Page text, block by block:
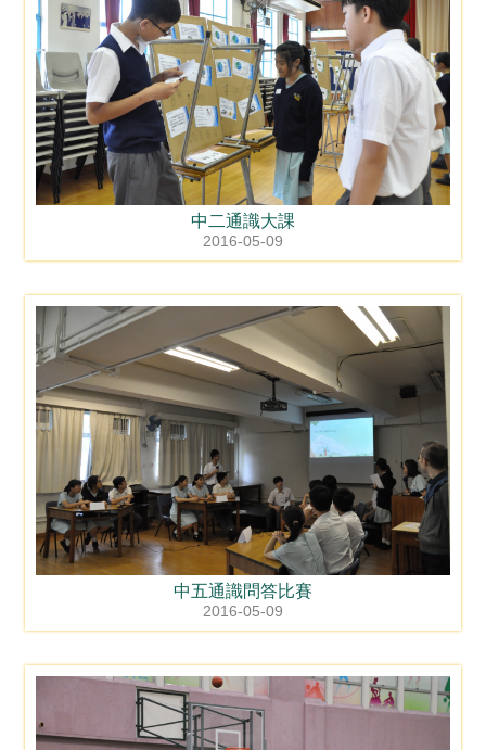
中二通識大課
2016-05-09
中五通識問答比賽
2016-05-09